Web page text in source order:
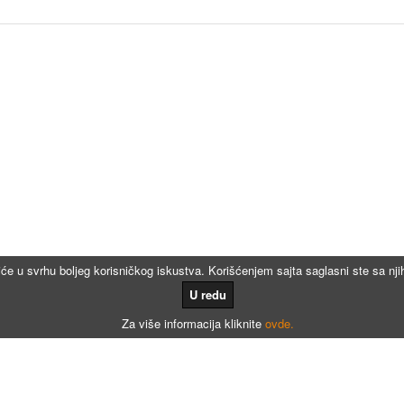
u svrhu boljeg korisničkog iskustva. Korišćenjem sajta saglasni ste sa
U redu
Za više informacija kliknite ovde.
Kalkulatori